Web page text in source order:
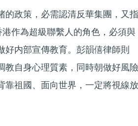
的政策，必需認清反華集團，又指
作為超級聯繫人的角色，必須與
内部宣傳教育。彭韻僖律師則
教自身心理質素，同時朝做好風險
靠祖國、面向世界，一定將視線放